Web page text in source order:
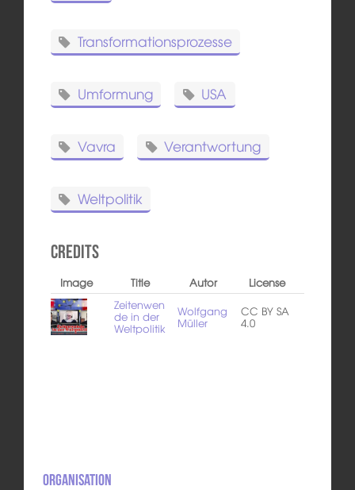
Transformationsprozesse
Umformung USA
Vavra Verantwortung
Weltpolitik
Credits
Image Title Autor
License
Zeitenwen
de in der
Weltpolitik
Wolfgang
Müller
CC BY SA
4.0
Organisation